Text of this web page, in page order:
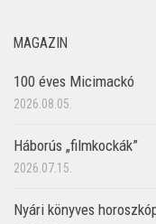
MAGAZIN
100 éves Micimackó
2026.08.05.
Háborús „filmkockák”
2026.07.15.
Nyári könyves